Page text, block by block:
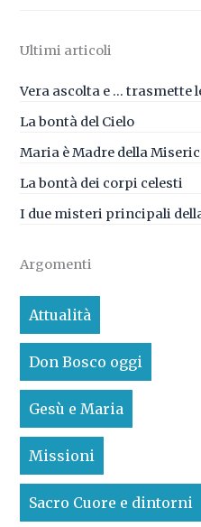
Ultimi articoli
Vera ascolta e … trasmette
La bontà del Cielo
Maria è Madre della
La bontà dei corpi celesti
I due misteri principali
Argomenti
Attualità
Don Bosco oggi
Gesù e Maria
Missioni
Sacro Cuore e dintorni